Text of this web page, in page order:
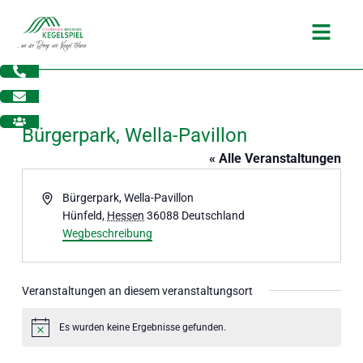
Inhalt
springen
Main
Bürgerpark, Wella-Pavillon
« Alle Veranstaltungen
AdresseBürgerpark, Wella-Pavillon
Hünfeld, Hessen 36088 Deutschland
Wegbeschreibung
Veranstaltungen an diesem veranstaltungsort
HinweisEs wurden keine Ergebnisse gefunden.